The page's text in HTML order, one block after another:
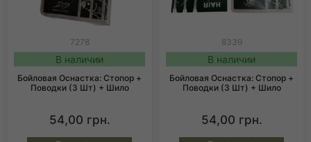
7278
В наличии
Бойловая Оснастка: Стопор +
Поводки (3 Шт) + Шило
54,00 грн.
8339
В наличии
Бойловая Оснастка: Стопор +
Поводки (3 Шт) + Шило
54,00 грн.